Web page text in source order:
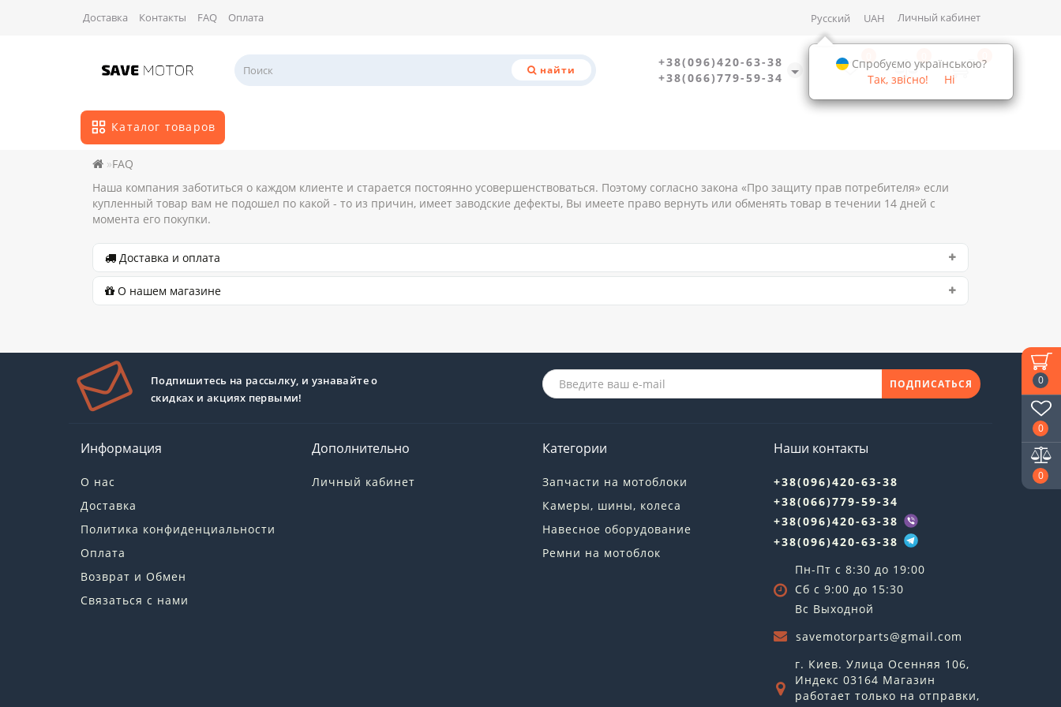
0
0
0
Личный кабинет
UAH
Русский
Доставка Контакты FAQ Оплата
найти
+38(096)420-63-38
+38(066)779-59-34
Каталог товаров
FAQ
Наша компания заботиться о каждом клиенте и старается постоянно усовершенствоваться. Поэтому согласно закона «Про защиту прав потребителя» если
купленный товар вам не подошел по какой - то из причин, имеет заводские дефекты, Вы имеете право вернуть или обменять товар в течении 14 дней с
момента его покупки.
Доставка и оплата
О нашем магазине
Подпишитесь на рассылку, и узнавайте о
скидках и акциях первыми!
ПОДПИСАТЬСЯ
Информация
О нас
Доставка
Политика конфиденциальности
Оплата
Возврат и Обмен
Связаться с нами
Дополнительно
Личный кабинет
Категории
Запчасти на мотоблоки
Камеры, шины, колеса
Навесное оборудование
Ремни на мотоблок
Наши контакты
+38(096)420-63-38
+38(066)779-59-34
+38(096)420-63-38
+38(096)420-63-38
Пн-Пт с 8:30 до 19:00
Сб с 9:00 до 15:30
Вс Выходной
savemotorparts@gmail.com
г. Киев. Улица Осенняя 106,
Индекс 03164 Магазин
работает только на отправки,
Спробуємо українською?
Так, звісно!
Ні